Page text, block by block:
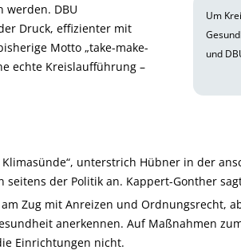
Um
und
werden. DBU
Druck, effizienter mit
Motto „take-make-
echte Kreislaufführung –
unterstrich Hübner in der
der Politik an. Kappert-Gonther
Zug mit Anreizen und Ordnungsrecht,
anerkennen. Auf Maßnahmen
Einrichtungen nicht.